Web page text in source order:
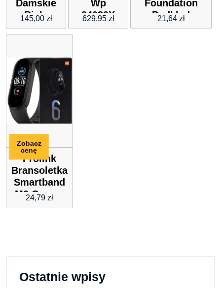
Damskie
Białe
Nb513P
145,00 zł
Wp
24030X
629,95 zł
Foundation
Podkład
Rozświetlający
21,64 zł
Prolink
Bransoletka
Smartband
M6 Czarny
24,79 zł
Zobacz
cenę
Ostatnie wpisy